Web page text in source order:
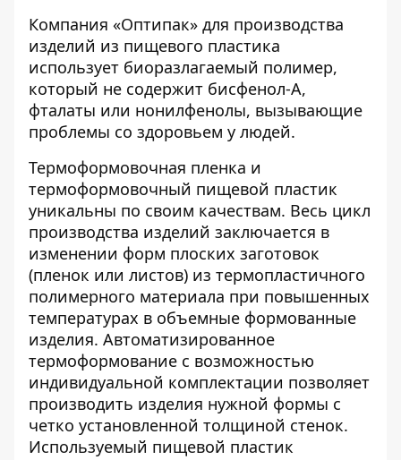
Компания «Оптипак» для производства
изделий из пищевого пластика
использует биоразлагаемый полимер,
который не содержит бисфенол-А,
фталаты или нонилфенолы, вызывающие
проблемы со здоровьем у людей.
Термоформовочная пленка и
термоформовочный пищевой пластик
уникальны по своим качествам. Весь цикл
производства изделий заключается в
изменении форм плоских заготовок
(пленок или листов) из термопластичного
полимерного материала при повышенных
температурах в объемные формованные
изделия. Автоматизированное
термоформование с возможностью
индивидуальной комплектации позволяет
производить изделия нужной формы с
четко установленной толщиной стенок.
Используемый пищевой пластик